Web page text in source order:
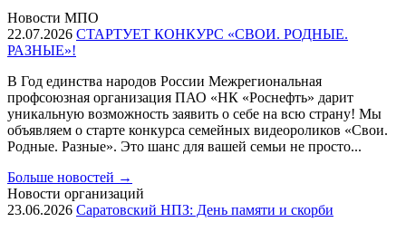
Новости МПО
22.07.2026 СТАРТУЕТ КОНКУРС «СВОИ. РОДНЫЕ.
РАЗНЫЕ»!
В Год единства народов России Межрегиональная
профсоюзная организация ПАО «НК «Роснефть» дарит
уникальную возможность заявить о себе на всю страну! Мы
объявляем о старте конкурса семейных видеороликов «Свои.
Родные. Разные». Это шанс для вашей семьи не просто...
Больше новостей →
Новости организаций
23.06.2026 Саратовский НПЗ: День памяти и скорби